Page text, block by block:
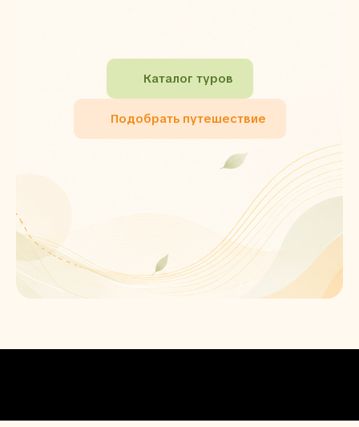
Каталог туров
Подобрать путешествие